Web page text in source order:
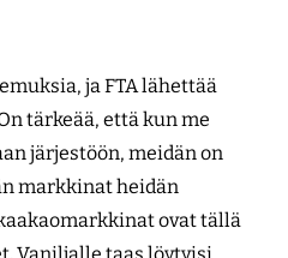
ja FTA lähettää
tärkeää, että kun me
järjestöön, meidän on
markkinat heidän
ovat tällä